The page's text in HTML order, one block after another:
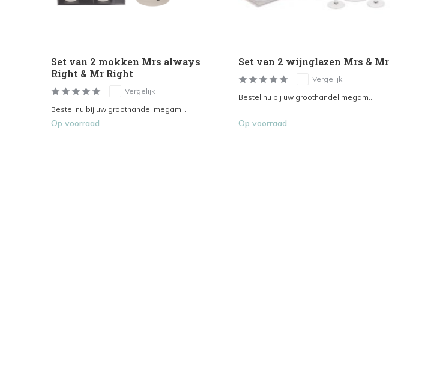
Set van 2 mokken Mrs always
Right & Mr Right
Vergelijk
Bestel nu bij uw groothandel megam...
Op voorraad
Set van 2 wijnglazen Mrs & Mr
Vergelijk
Bestel nu bij uw groothandel megam...
Op voorraad